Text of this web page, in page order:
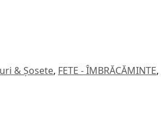
& Șosete, FETE - ÎMBRĂCĂMINTE,